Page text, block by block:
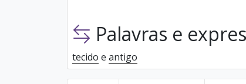
Palavras e
tecido e antigo